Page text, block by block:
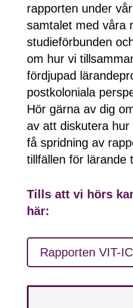
rapporten under
samtalet med våra
studieförbunden
om hur vi
fördjupad
postkoloniala
Hör gärna av dig
av att diskutera
få spridning av
tillfällen för lärande
Tills att vi hörs
här:
Rapporten VIT-